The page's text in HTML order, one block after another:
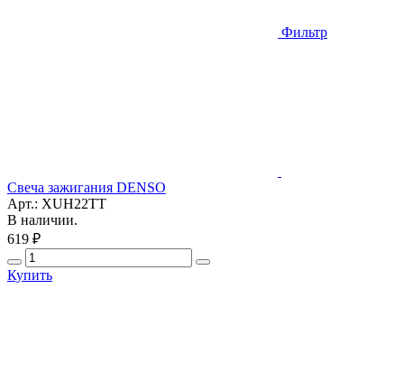
Фильтр
Свеча зажигания DENSO
Арт.: XUH22TT
В наличии.
619 ₽
Купить